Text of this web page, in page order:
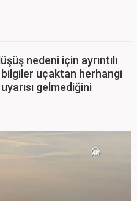
nedeni için ayrıntılı
uçaktan herhangi
gelmediğini